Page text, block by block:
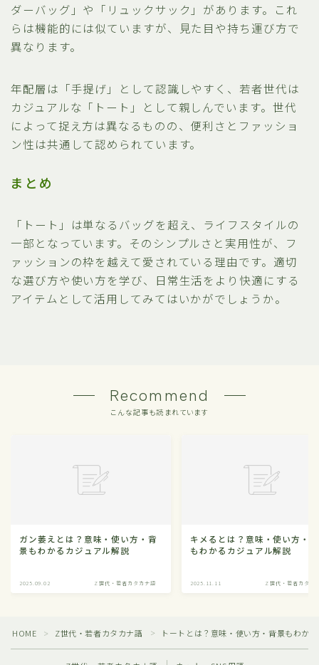
ダーバッグ」や「リュックサック」があります。これ
らは機能的には似ていますが、見た目や持ち運び方で
異なります。
年配層は「手提げ」として認識しやすく、若者世代は
カジュアルな「トート」として親しんでいます。世代
によって捉え方は異なるものの、便利さとファッショ
ン性は共通して認められています。
まとめ
「トート」は単なるバッグを超え、ライフスタイルの
一部となっています。そのシンプルさと実用性が、フ
ァッションの枠を越えて愛されている理由です。適切
な選び方や使い方を学び、日常生活をより快適にする
アイテムとして活用してみてはいかがでしょうか。
Recommend
こんな記事も読まれています
ガン萎えとは？意味・使い方・背
景もわかるカジュアル解説
2025.09.02 Z世代・若者カタカナ語
キメるとは？意味・使い方・
もわかるカジュアル解説
2025.11.11 Z世代・若者カタカ
HOME ＞ Z世代・若者カタカナ語 ＞ トートとは？意味・使い方・背景もわか